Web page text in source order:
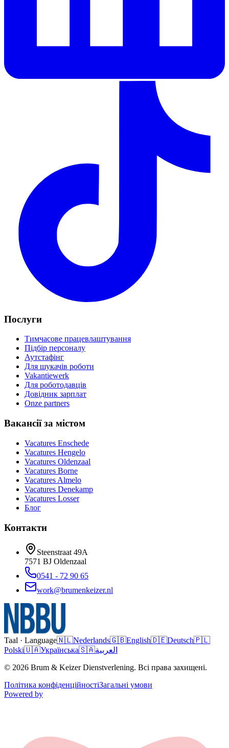
Послуги
Тимчасове працевлаштування
Підбір персоналу
Аутстафінг
Для шукачів роботи
Vakantiewerk
Для роботодавців
Довідник зарплат
Onze partners
Вакансії за містом
Vacatures Enschede
Vacatures Hengelo
Vacatures Oldenzaal
Vacatures Borne
Vacatures Almelo
Vacatures Denekamp
Vacatures Losser
Блог
Контакти
Steenstraat 49A
7571 BJ Oldenzaal
0541 - 72 90 65
work@brumenkeizer.nl
Taal · Language🇳🇱Nederlands🇬🇧English🇩🇪Deutsch🇵🇱
Polski🇺🇦Українська🇸🇦العربية
© 2026 Brum & Keizer Dienstverlening. Всі права захищені.
Політика конфіденційностіЗагальні умови
Powered by